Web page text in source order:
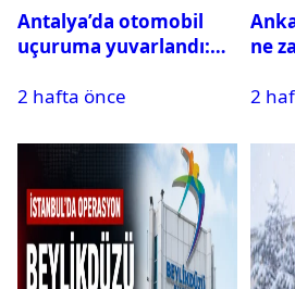
Antalya’da otomobil
uçuruma yuvarlandı:
var
2 hafta önce
ne
su
2